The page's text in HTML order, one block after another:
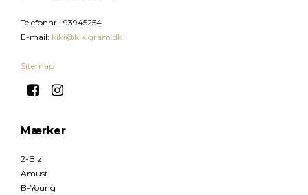
Telefonnr.: 93945254
E-mail: kiki@kikigram.dk
Sitemap
Mærker
2-Biz
Amust
B-Young